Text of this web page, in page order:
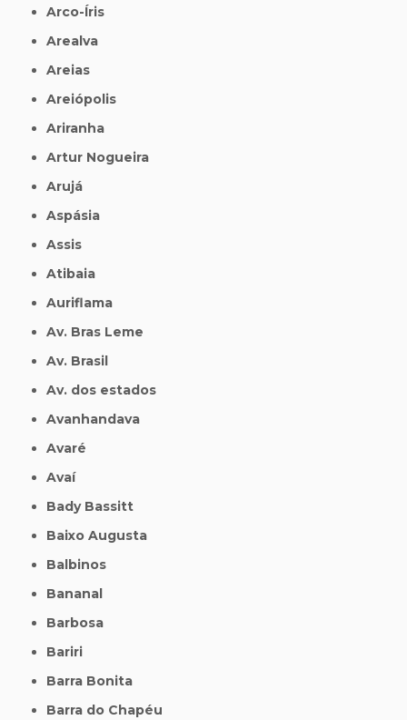
Arco-Íris
Arealva
Areias
Areiópolis
Ariranha
Artur Nogueira
Arujá
Aspásia
Assis
Atibaia
Auriflama
Av. Bras Leme
Av. Brasil
Av. dos estados
Avanhandava
Avaré
Avaí
Bady Bassitt
Baixo Augusta
Balbinos
Bananal
Barbosa
Bariri
Barra Bonita
Barra do Chapéu